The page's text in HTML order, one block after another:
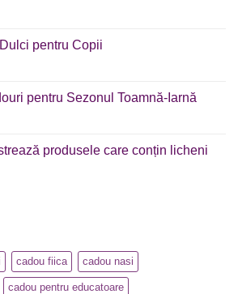
pentru Copii
pentru Sezonul Toamnă-Iarnă
produsele care conțin licheni
cadou fiica cadou nasi
cadou pentru educatoare